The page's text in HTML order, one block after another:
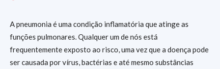
A pneumonia é uma condição inflamatória que atinge as
funções pulmonares. Qualquer um de nós está
frequentemente exposto ao risco, uma vez que a doença pode
ser causada por vírus, bactérias e até mesmo substâncias